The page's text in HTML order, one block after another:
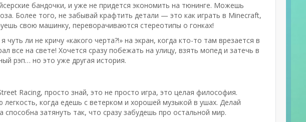
бандочки, и уже не придется экономить на тюнинге. Можешь
Более того, не забывай крафтить детали — это как играть в Minecraft,
свою машинку, переворачиваются стереотипы о гонках!
ли не кричу «какого черта?!» на экран, когда кто-то там врезается в
все на свете! Хочется сразу побежать на улицу, взять мопед и затечь в
рэп… но это уже другая история.
Racing, просто знай, это не просто игра, это целая философия.
когда едешь с ветерком и хорошей музыкой в ушах. Делай
затянуть так, что сразу забудешь про остальной мир.